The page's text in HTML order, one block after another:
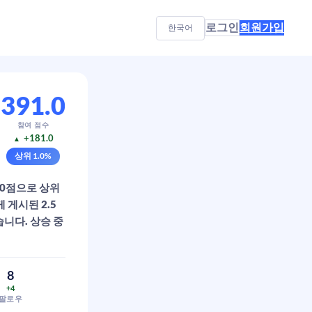
한국어 로그인 회원가입
391.0
참여 점수
▲ +181.0
상위 1.0%
점으로 상위
게시된 2.5
니다. 상승 중
8
+4
로우